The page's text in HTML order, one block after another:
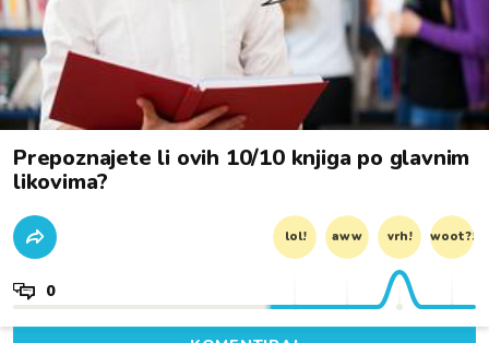
Prepoznajete li ovih 10/10 knjiga po glavnim
likovima?
lol! aww vrh! woot?!
0